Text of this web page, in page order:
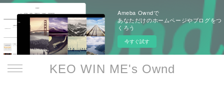
Ameba Owndで
あなただけのホームページやブログをつ
くろう
今すぐ試す
KEO WIN ME's Ownd